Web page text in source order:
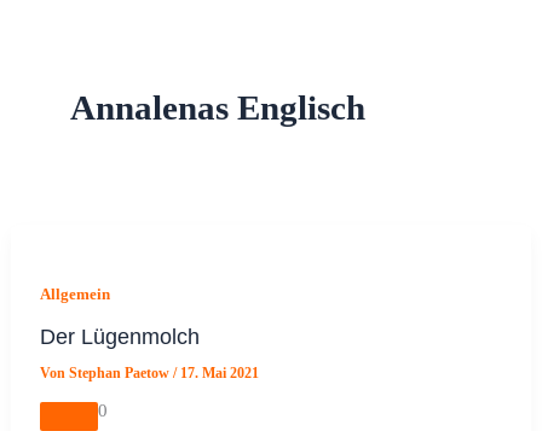
Annalenas Englisch
Allgemein
Der Lügenmolch
VonStephan Paetow/ 17. Mai 2021
0